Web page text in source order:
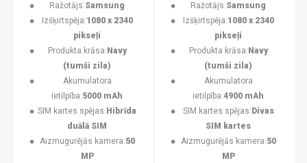
Ražotājs:Samsung
Izšķirtspēja:1080 x 2340
pikseļi
Produkta krāsa: Navy
(tumši zila)
Akumulatora
ietilpība:5000 mAh
SIM kartes spējas: Hibrīda
duālā SIM
Aizmugurējās kamera:50
MP
Ražotājs:Samsung
Izšķirtspēja:1080 x 2340
pikseļi
Produkta krāsa: Navy
(tumši zila)
Akumulatora
ietilpība:4900 mAh
SIM kartes spējas: Divas
SIM kartes
Aizmugurējās kamera:50
MP